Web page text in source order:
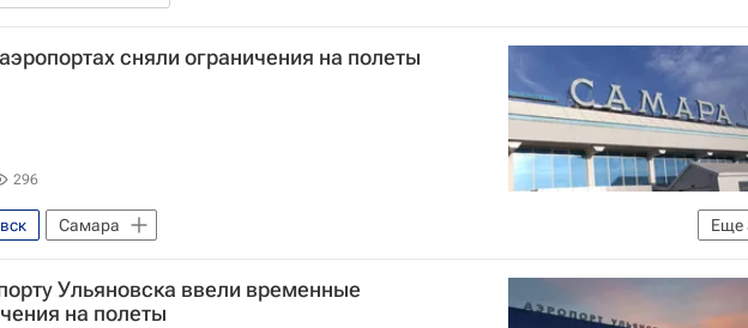
сняли ограничения на полеты
296
Еще
Самара
агентство воздушного транспорта (Росавиация)
Курумоч (аэропорт)
Ульяновска ввели временные
на полеты